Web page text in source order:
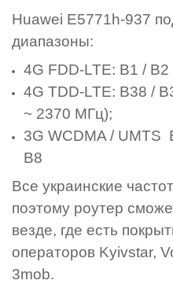
Huawei E5771h-937
диапазоны:
4G FDD-LTE: B1 /
4G TDD-LTE: B38 /
~ 2370 МГц);
3G WCDMA / UMTS
B8
Все украинские
поэтому роутер
везде, где есть
операторов Kyivstar,
3mob.